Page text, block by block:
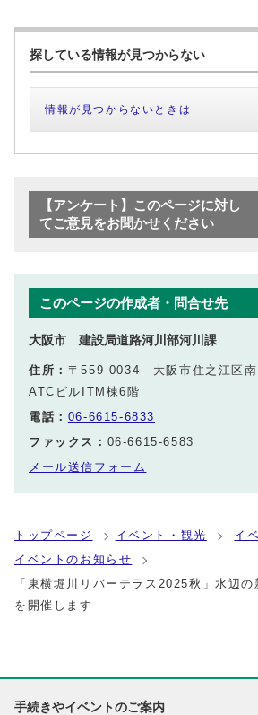
探している情報が見つからない
情報が見つからないときは
【アンケート】このページに対し
てご意見をお聞かせください
このページの作成者・問合せ先
大阪市 建設局道路河川部河川課
住所： 〒559-0034 大阪市住之江区南
ATCビルITM棟6階
電話： 06-6615-6833
ファックス： 06-6615-6583
メール送信フォーム
トップページ イベント・観光
イ
イベントのお知らせ
「東横堀川リバーテラス2025秋」水辺
を開催します
手続きやイベントのご案内